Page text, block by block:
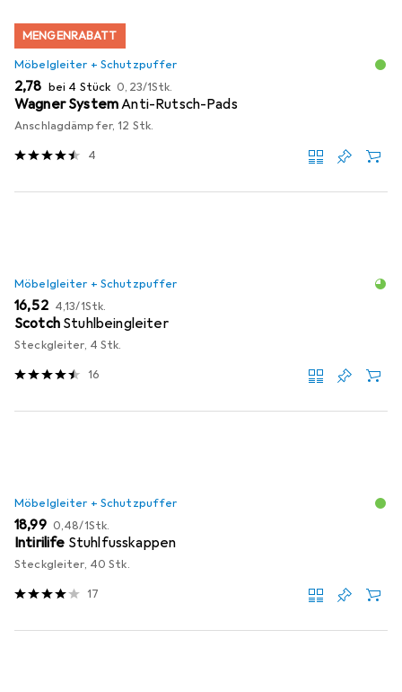
MENGENRABATT
Möbelgleiter + Schutzpuffer
EUR
2,78 bei 4 Stück EUR
0,23/1Stk.
Wagner SystemAnti-Rutsch-Pads
Anschlagdämpfer, 12 Stk.
4
Möbelgleiter + Schutzpuffer
EUR
16,52 EUR
4,13/1Stk.
Scotch Stuhlbeingleiter
Steckgleiter, 4 Stk.
16
Möbelgleiter + Schutzpuffer
EUR
18,99 EUR
0,48/1Stk.
Intirilife Stuhlfusskappen
Steckgleiter, 40 Stk.
17